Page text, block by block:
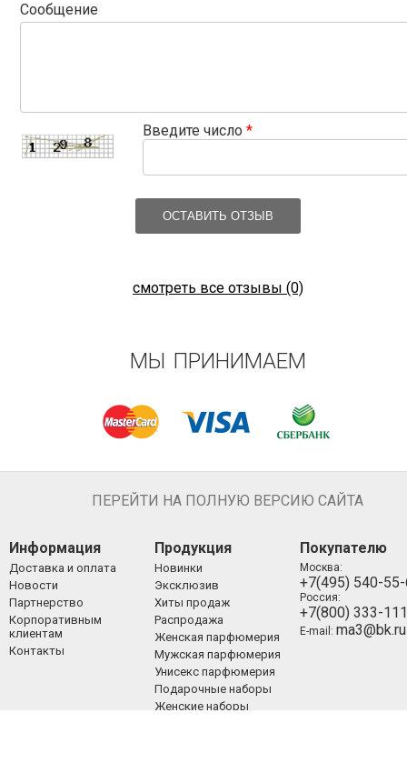
Сообщение
Введите число *
ОСТАВИТЬ ОТЗЫВ
смотреть все отзывы (0)
МЫ ПРИНИМАЕМ
ПЕРЕЙТИ НА ПОЛНУЮ ВЕРСИЮ САЙТА
Информация
Доставка и оплата
Новости
Партнерство
Корпоративным
клиентам
Контакты
Продукция
Новинки
Эксклюзив
Хиты продаж
Распродажа
Женская парфюмерия
Мужская парфюмерия
Унисекс парфюмерия
Подарочные наборы
Женские наборы
Покупателю
Москва:
+7(495) 540-
Россия:
+7(800) 333-
E-mail: ma3@bk.ru